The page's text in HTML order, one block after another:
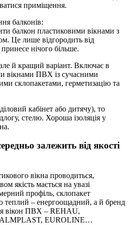
приміщення.
балконів:
балкон пластиковими вікнами з
Це лише відгородить від
нічого більше.
й кращий варіант. Включає в
вікнами ПВХ із сучасними
склопакетами, герметизацію та
кабінет або дитячу), то
стелю. Хороша ізоляція у
залежить від якості
вікна проводиться,
якість мається на увазі
профіль, склопакет
теплий – енергоощадний, а й бренд
вікон ПВХ – REHAU,
EUROLINE…